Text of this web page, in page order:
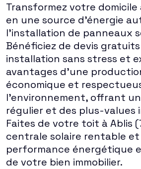
Transformez votre domicile
en une source d'énergie
l'installation de panneaux
Bénéficiez de devis
installation sans stress et
avantages d'une
économique et
l'environnement, offrant
régulier et des plus-values
Faites de votre toit à Ablis
centrale solaire rentable
performance énergétique
de votre bien immobilier.